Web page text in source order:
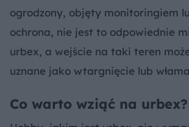
ogrodzony, objęty monitoringiem
ochrona, nie jest to odpowiednie
urbex, a wejście na taki teren
uznane jako wtargnięcie lub
Co warto wziąć na urbex?